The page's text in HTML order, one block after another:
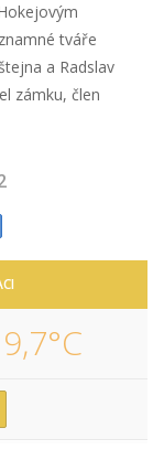
tváře
a Radslav
zámku, člen